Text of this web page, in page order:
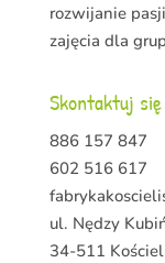
rozwijanie
zajęcia dla
Skontaktuj
886 157 847
602 516 617
ul. Nędzy
34-511